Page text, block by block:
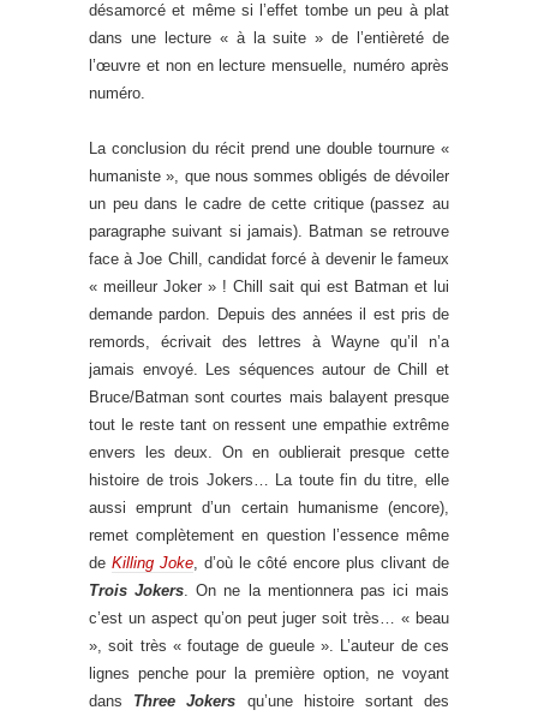
désamorcé et même si l’effet tombe un peu à plat
dans une lecture « à la suite » de l’entièreté de
l’œuvre et non en lecture mensuelle, numéro après
numéro.
La conclusion du récit prend une double tournure «
humaniste », que nous sommes obligés de dévoiler
un peu dans le cadre de cette critique (passez au
paragraphe suivant si jamais). Batman se retrouve
face à Joe Chill, candidat forcé à devenir le fameux
« meilleur Joker » ! Chill sait qui est Batman et lui
demande pardon. Depuis des années il est pris de
remords, écrivait des lettres à Wayne qu’il n’a
jamais envoyé. Les séquences autour de Chill et
Bruce/Batman sont courtes mais balayent presque
tout le reste tant on ressent une empathie extrême
envers les deux. On en oublierait presque cette
histoire de trois Jokers… La toute fin du titre, elle
aussi emprunt d’un certain humanisme (encore),
remet complètement en question l’essence même
de Killing Joke, d’où le côté encore plus clivant de
Trois Jokers. On ne la mentionnera pas ici mais
c’est un aspect qu’on peut juger soit très… « beau
», soit très « foutage de gueule ». L’auteur de ces
lignes penche pour la première option, ne voyant
dans Three Jokers qu’une histoire sortant des